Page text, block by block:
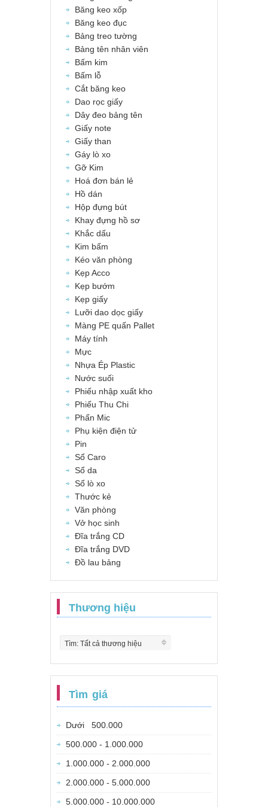
Băng keo xốp
Băng keo đục
Bảng treo tường
Bảng tên nhân viên
Bấm kim
Bấm lỗ
Cắt băng keo
Dao rọc giấy
Dây đeo bảng tên
Giấy note
Giấy than
Gáy lò xo
Gỡ Kim
Hoá đơn bán lẻ
Hồ dán
Hộp đựng bút
Khay đựng hồ sơ
Khắc dấu
Kim bấm
Kéo văn phòng
Kẹp Acco
Kẹp bướm
Kẹp giấy
Lưỡi dao dọc giấy
Màng PE quấn Pallet
Máy tính
Mực
Nhựa Ép Plastic
Nước suối
Phiếu nhập xuất kho
Phiếu Thu Chi
Phấn Mic
Phụ kiện điện tử
Pin
Sổ Caro
Sổ da
Sổ lò xo
Thước kẻ
Văn phòng
Vở học sinh
Đĩa trắng CD
Đĩa trắng DVD
Đồ lau bảng
Thương hiệu
Tìm: Tất cả thương hiệu
Tìm giá
Dưới 500.000
500.000 - 1.000.000
1.000.000 - 2.000.000
2.000.000 - 5.000.000
5.000.000 - 10.000.000